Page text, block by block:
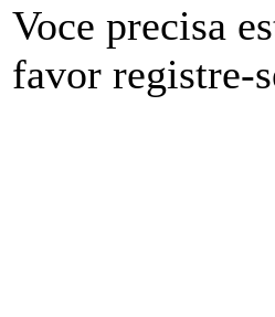
Voce precisa
favor registre-